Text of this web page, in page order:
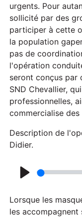
urgents. Pour
sollicité par des
participer à cette
la population
pas de
l'opération
seront conçus par
SND Chevallier,
professionnelles,
commercialise
Description de
Didier.
l
a
Lorsque les
les accompagnent